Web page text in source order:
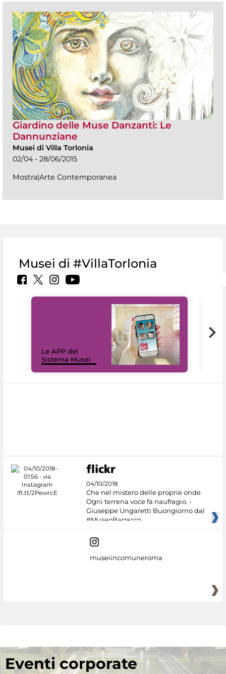
Giardino delle Muse Danzanti: Le
Dannunziane
Musei di Villa Torlonia
02/04 - 28/06/2015
Mostra|Arte Contemporanea
Musei di #VillaTorlonia
Le APP del
Sistema Musei
04/10/2018
Che nel mistero delle proprie onde
Ogni terrena voce fa naufragio. -
Giuseppe Ungaretti Buongiorno dal
#MuseoBarracco
museiincomuneroma
Eventi corporate